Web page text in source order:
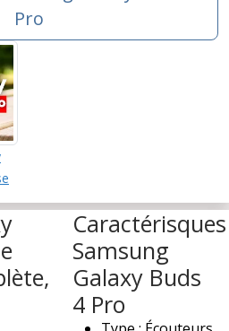
Pro
Caractérisques
Samsung
Galaxy Buds
4 Pro